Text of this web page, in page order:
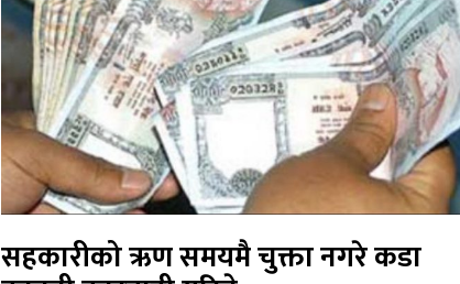
सहकारीको ऋण समयमै चुक्ता नगरे कडा